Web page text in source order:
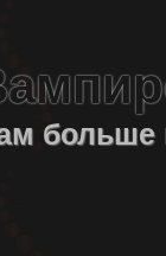
больше